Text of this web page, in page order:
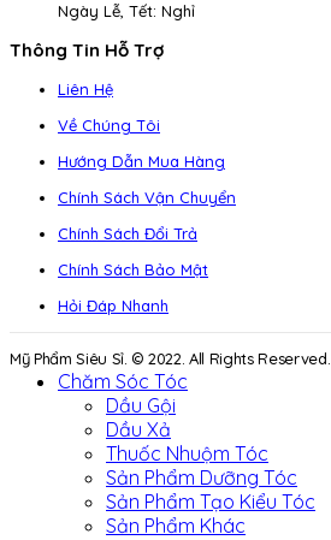
Ngày Lễ, Tết: Nghỉ
Thông Tin Hỗ Trợ
Liên Hệ
Về Chúng Tôi
Hướng Dẫn Mua Hàng
Chính Sách Vận Chuyển
Chính Sách Đổi Trả
Chính Sách Bảo Mật
Hỏi Đáp Nhanh
Mỹ Phẩm Siêu Sỉ. © 2022. All Rights Reserved.
Chăm Sóc Tóc
Dầu Gội
Dầu Xả
Thuốc Nhuộm Tóc
Sản Phẩm Dưỡng Tóc
Sản Phẩm Tạo Kiểu Tóc
Sản Phẩm Khác